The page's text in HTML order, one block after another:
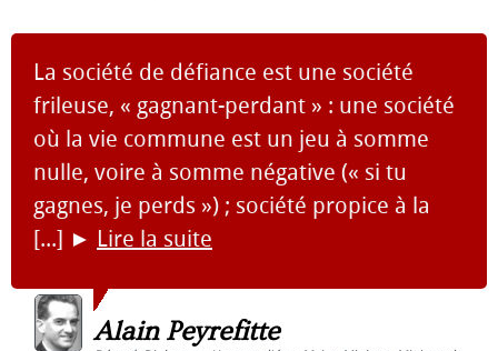
La société de défiance est une société
frileuse, « gagnant-perdant » : une société
où la vie commune est un jeu à somme
nulle, voire à somme négative (« si tu
gagnes, je perds ») ; société propice à la
[...] ► Lire la suite
Alain Peyrefitte